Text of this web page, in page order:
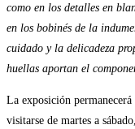
como en los detalles en
en los bobinés de la
cuidado y la delicadeza
huellas aportan el
La exposición permanecerá
visitarse de martes a